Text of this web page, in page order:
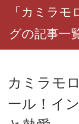
「カミラ
グの記事一
カミラモ
ール！イ